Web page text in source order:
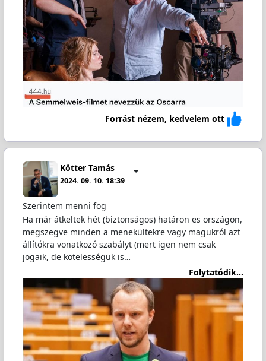
Forrást nézem, kedvelem ott
Kötter Tamás
2024. 09. 10. 18:39
Szerintem menni fog
Ha már átkeltek hét (biztonságos) határon es országon,
megszegve minden a menekültekre vagy magukról azt
állítókra vonatkozó szabályt (mert igen nem csak
jogaik, de kötelességük is…
Folytatódik...